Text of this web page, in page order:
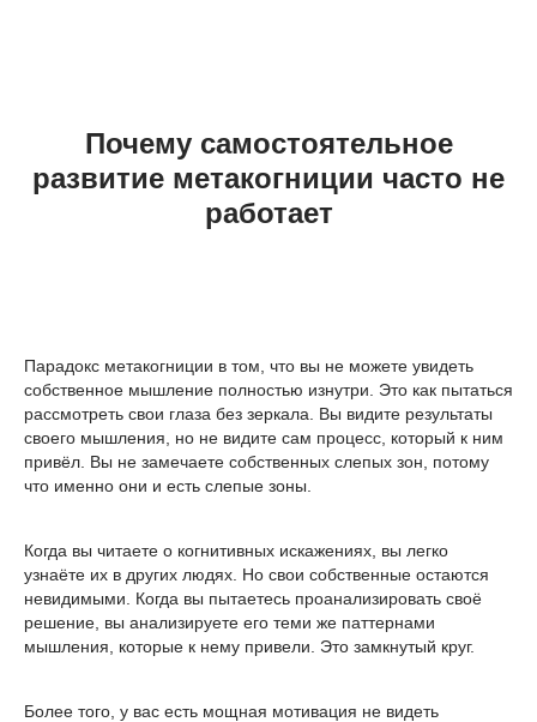
Почему самостоятельное
развитие метакогниции часто не
работает
Парадокс метакогниции в том, что вы не можете увидеть
собственное мышление полностью изнутри. Это как пытаться
рассмотреть свои глаза без зеркала. Вы видите результаты
своего мышления, но не видите сам процесс, который к ним
привёл. Вы не замечаете собственных слепых зон, потому
что именно они и есть слепые зоны.
Когда вы читаете о когнитивных искажениях, вы легко
узнаёте их в других людях. Но свои собственные остаются
невидимыми. Когда вы пытаетесь проанализировать своё
решение, вы анализируете его теми же паттернами
мышления, которые к нему привели. Это замкнутый круг.
Более того, у вас есть мощная мотивация не видеть